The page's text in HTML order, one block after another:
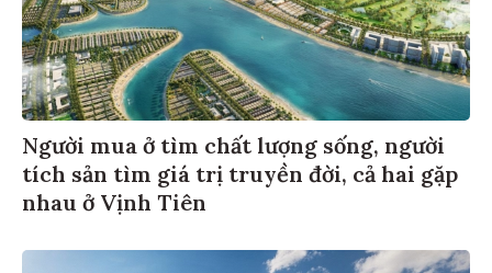
Người mua ở tìm chất lượng sống, người
tích sản tìm giá trị truyền đời, cả hai gặp
nhau ở Vịnh Tiên